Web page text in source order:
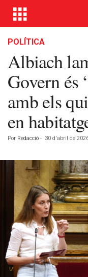
POLÍTICA
Albiach
Govern és
amb els
en
Por Redacció - 30 d'abril de